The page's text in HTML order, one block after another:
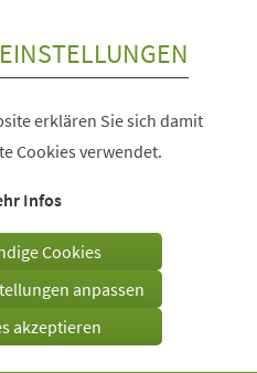
erklären Sie sich damit
Cookies verwendet.
Infos
Cookies
anpassen
akzeptieren